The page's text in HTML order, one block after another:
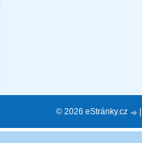
© 2026 eStránky.cz